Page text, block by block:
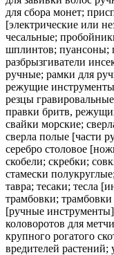
для сбора монет;
[электрические или
чесальные;
шплинтов; пуансоны;
разбрызгиватели
ручные; рамки для
режущие
резцы
правки бритв,
свайки морские;
сверла полые [части
серебро столовое
скобели; скребки;
стамески
тавра; тесаки; тесла
трамбовки;
[ручные
коловоротов для
крупного рогатого
вредителей растений;